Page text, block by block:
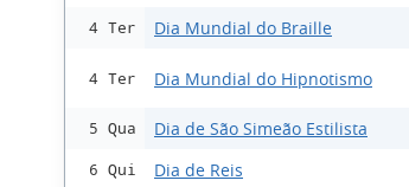
4 Ter Dia Mundial do Braille
4 Ter Dia Mundial do Hipnotismo
5 Qua Dia de São Simeão Estilista
6 Qui Dia de Reis